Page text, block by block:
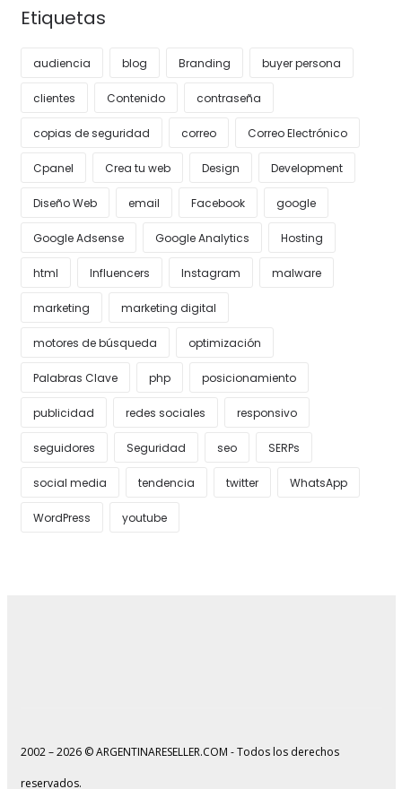
Etiquetas
audiencia blog Branding buyer persona
clientes Contenido contraseña
copias de seguridad correo Correo Electrónico
Cpanel Crea tu web Design Development
Diseño Web email Facebook google
Google Adsense Google Analytics Hosting
html Influencers Instagram malware
marketing marketing digital
motores de búsqueda optimización
Palabras Clave php posicionamiento
publicidad redes sociales responsivo
seguidores Seguridad seo SERPs
social media tendencia twitter WhatsApp
WordPress youtube
2002 – 2026 © ARGENTINARESELLER.COM - Todos los derechos
reservados.